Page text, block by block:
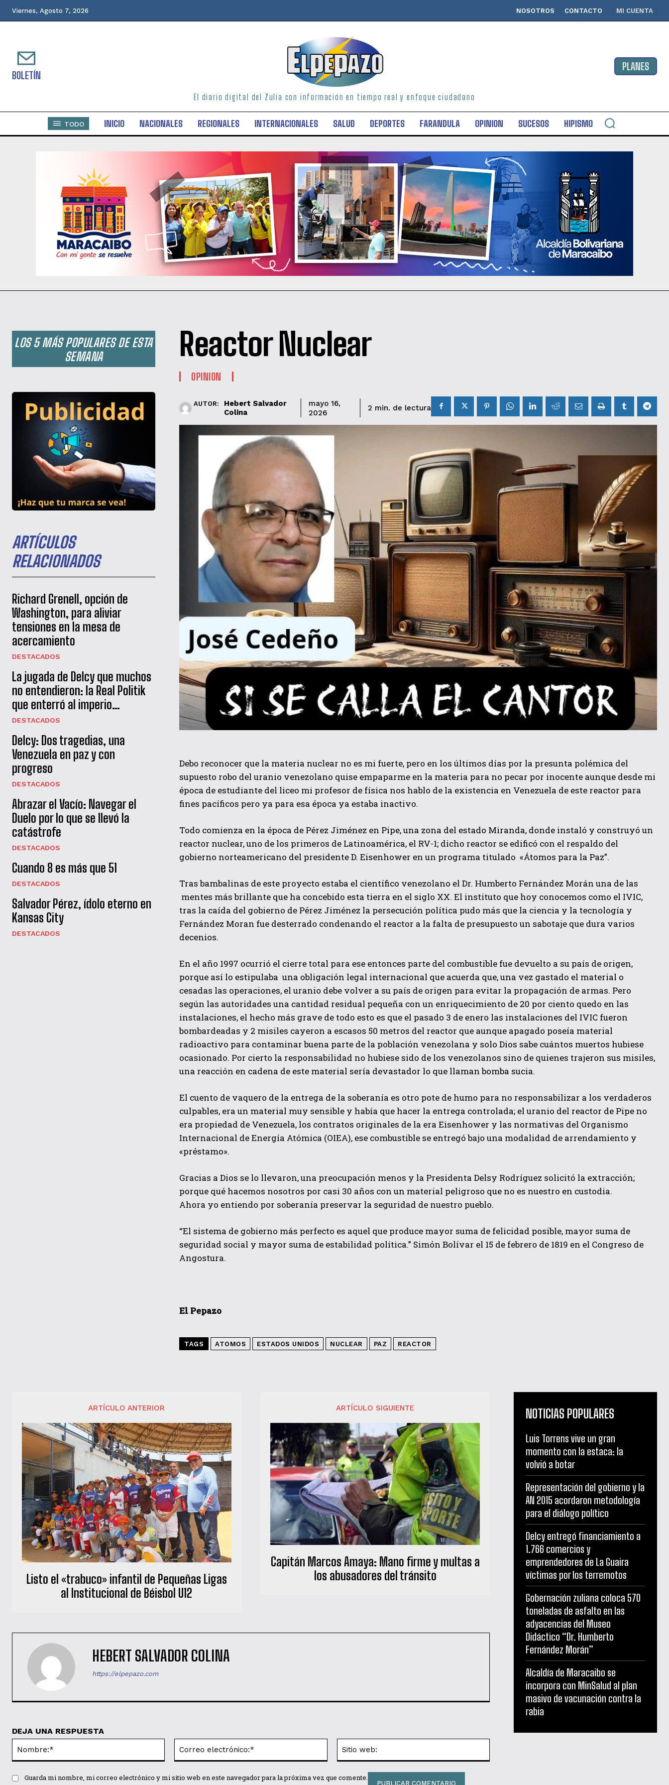
QUIERO SUSCRIBIRME
He leído y acepto lasPolítica de privacidad.
Viernes, Agosto 7, 2026 NOSOTROS CONTACTO MI CUENTA
BOLETÍN
El diario digital del Zulia con información en tiempo real y enfoque ciudadano
PLANES
TODO INICIO NACIONALES REGIONALES INTERNACIONALES SALUD DEPORTES FARANDULA OPINION SUCESOS HIPISMO
LOS 5 MÁS POPULARES DE ESTA
SEMANA
ARTÍCULOS
RELACIONADOS
Richard Grenell, opción de
Washington, para aliviar
tensiones en la mesa de
acercamiento
DESTACADOS
La jugada de Delcy que muchos
no entendieron: la Real Politik
que enterró al imperio…
DESTACADOS
Delcy: Dos tragedias, una
Venezuela en paz y con
progreso
DESTACADOS
Abrazar el Vacío: Navegar el
Duelo por lo que se llevó la
catástrofe
DESTACADOS
Cuando 8 es más que 51
DESTACADOS
Salvador Pérez, ídolo eterno en
Kansas City
DESTACADOS
Reactor Nuclear
OPINION
AUTOR:
Hebert Salvador
Colina
mayo 16,
2026
2 min. de lectura
Debo reconocer que la materia nuclear no es mi fuerte, pero en los últimos días por la presunta polémica del
supuesto robo del uranio venezolano quise empaparme en la materia para no pecar por inocente aunque desde mi
época de estudiante del liceo mi profesor de física nos hablo de la existencia en Venezuela de este reactor para
fines pacíficos pero ya para esa época ya estaba inactivo.
Todo comienza en la época de Pérez Jiménez en Pipe, una zona del estado Miranda, donde instaló y construyó un
reactor nuclear, uno de los primeros de Latinoamérica, el RV-1; dicho reactor se edificó con el respaldo del
gobierno norteamericano del presidente D. Eisenhower en un programa titulado «Átomos para la Paz”.
Tras bambalinas de este proyecto estaba el científico venezolano el Dr. Humberto Fernández Morán una de las
mentes más brillante que ha concebido esta tierra en el siglo XX. El instituto que hoy conocemos como el IVIC,
tras la caída del gobierno de Pérez Jiménez la persecución política pudo más que la ciencia y la tecnología y
Fernández Moran fue desterrado condenando el reactor a la falta de presupuesto un sabotaje que dura varios
decenios.
En el año 1997 ocurrió el cierre total para ese entonces parte del combustible fue devuelto a su país de origen,
porque así lo estipulaba una obligación legal internacional que acuerda que, una vez gastado el material o
cesadas las operaciones, el uranio debe volver a su país de origen para evitar la propagación de armas. Pero
según las autoridades una cantidad residual pequeña con un enriquecimiento de 20 por ciento quedo en las
instalaciones, el hecho más grave de todo esto es que el pasado 3 de enero las instalaciones del IVIC fueron
bombardeadas y 2 misiles cayeron a escasos 50 metros del reactor que aunque apagado poseía material
radioactivo para contaminar buena parte de la población venezolana y solo Dios sabe cuántos muertos hubiese
ocasionado. Por cierto la responsabilidad no hubiese sido de los venezolanos sino de quienes trajeron sus misiles,
una reacción en cadena de este material sería devastador lo que llaman bomba sucia.
El cuento de vaquero de la entrega de la soberanía es otro pote de humo para no responsabilizar a los verdaderos
culpables, era un material muy sensible y había que hacer la entrega controlada; el uranio del reactor de Pipe no
era propiedad de Venezuela, los contratos originales de la era Eisenhower y las normativas del Organismo
Internacional de Energía Atómica (OIEA), ese combustible se entregó bajo una modalidad de arrendamiento y
«préstamo».
Gracias a Dios se lo llevaron, una preocupación menos y la Presidenta Delsy Rodríguez solicitó la extracción;
porque qué hacemos nosotros por casi 30 años con un material peligroso que no es nuestro en custodia.
Ahora yo entiendo por soberanía preservar la seguridad de nuestro pueblo.
“El sistema de gobierno más perfecto es aquel que produce mayor suma de felicidad posible, mayor suma de
seguridad social y mayor suma de estabilidad política.” Simón Bolívar el 15 de febrero de 1819 en el Congreso de
Angostura.
El Pepazo
TAGS ATOMOS ESTADOS UNIDOS NUCLEAR PAZ REACTOR
ARTÍCULO ANTERIOR
Listo el «trabuco» infantil de Pequeñas Ligas
al Institucional de Béisbol U12
ARTÍCULO SIGUIENTE
Capitán Marcos Amaya: Mano firme y multas a
los abusadores del tránsito
HEBERT SALVADOR COLINA
https://elpepazo.com
DEJA UNA RESPUESTA
electrónico:*
Guarda mi nombre, mi correo electrónico y mi sitio web en este navegador para la próxima vez que comente.
NOTICIAS POPULARES
Luis Torrens vive un gran
momento con la estaca: la
volvió a botar
Representación del gobierno y la
AN 2015 acordaron metodología
para el diálogo político
Delcy entregó financiamiento a
1.766 comercios y
emprendedores de La Guaira
víctimas por los terremotos
Gobernación zuliana coloca 570
toneladas de asfalto en las
adyacencias del Museo
Didáctico “Dr. Humberto
Fernández Morán”
Alcaldía de Maracaibo se
incorpora con MinSalud al plan
masivo de vacunación contra la
rabia